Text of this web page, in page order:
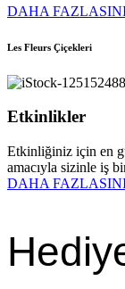
DAHA
Les Fleurs Çiçekleri
Etkinlikler
Etkinliğiniz için en
amacıyla sizinle iş
DAHA